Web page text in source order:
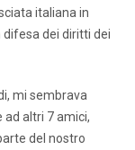
italiana in
difesa dei diritti dei
mi sembrava
ad altri 7 amici,
del nostro